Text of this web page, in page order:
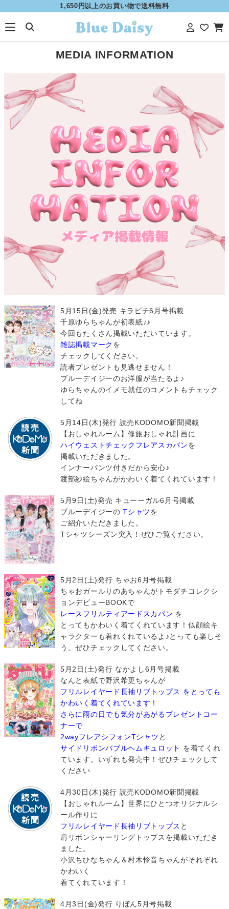
1,650円以上のお買い物で送料無料
MEDIA INFORMATION
5月15日(金)発売 キラピチ6月号掲載
千原ゆらちゃんが初表紙♪♪
今回もたくさん掲載いただいています。
雑誌掲載マーク を
チェックしてください。
読者プレゼントも見逃せません！
ブルーデイジーのお洋服が当たるよ♪
ゆらちゃんのイメモ就任のコメントもチェック
してね
5月14日(木)発行 読売KODOMO新聞掲載
【おしゃれルーム】修旅おしゃれ計画に
ハイウェストチェックフレアスカパンを
掲載いただきました。
インナーパンツ付きだから安心♪
渡部紗絵ちゃんがかわいく着てくれています！
5月9日(土)発売 キューーガル6月号掲載
ブルーデイジーのTシャツを
ご紹介いただきました。
Tシャツシーズン突入！ぜひご覧ください。
5月2日(土)発行 ちゃお6月号掲載
ちゃおガールりのあちゃんがトモダチコレクシ
ョンデビューBOOKで
レースフリルティアードスカパン を
とってもかわいく着てくれています！似顔絵キ
ャラクターも着れくれているよ♪とっても楽しそ
う。ぜひチェックしてください。
5月2日(土)発行 なかよし6月号掲載
なんと表紙で野沢希更ちゃんが
フリルレイヤード長袖リブトップス をとっても
かわいく着てくれています！
さらに雨の日でも気分があがるプレゼントコー
ナーで
2wayフレアシフォンTシャツ と
サイドリボンバブルヘムキュロット を着てくれ
ています。いずれも発売中！ぜひチェックして
ください
4月30日(木)発行 読売KODOMO新聞掲載
【おしゃれルーム】世界にひとつオリジナルシ
ール作りに
フリルレイヤード長袖リブトップス と
肩リボンシャーリングトップスを掲載いただき
ました。
小沢ちひなちゃん＆村木怜音ちゃんがそれぞれ
かわいく
着てくれています！
4月3日(金)発行 りぼん5月号掲載